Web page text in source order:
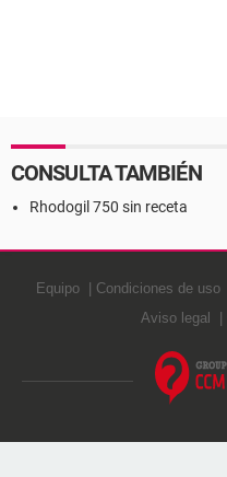
CONSULTA TAMBIÉN
Rhodogil 750 sin receta
Equipo Condiciones de uso
Aviso legal